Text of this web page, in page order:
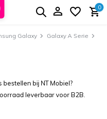
0
Galaxy
Galaxy A Serie
bij NT Mobiel?
leverbaar voor B2B.